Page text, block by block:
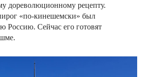
дореволюционному рецепту.
«по-кинешемски» был
Россию. Сейчас его готовят